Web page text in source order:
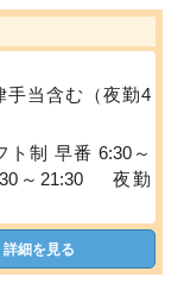
当含む（夜勤4
制 早番 6:30～
～21:30 夜勤
詳細を見る